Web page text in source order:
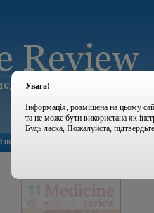
номер
Увага!
Інформація, розміщена на цьому
та не може бути використана як
Будь ласка, Пожалуйста,